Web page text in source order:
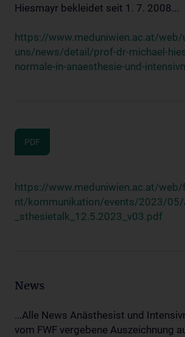
Hiesmayr bekleidet seit 1. 7. 2008...
https://www.meduniwien.ac.at/web/
uns/news/detail/prof-dr-michael-
normale-in-anaesthesie-und-
PDF
https://www.meduniwien.ac.at/
nt/kommunikation/events/2023/05/
_sthesietalk_12.5.2023_v03.pdf
News
...Alle News Anästhesist und
vom FWF vergebene Auszeichnung